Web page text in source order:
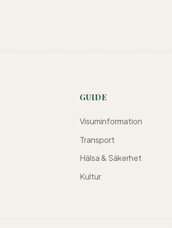
GUIDE
Visuminformation
Transport
Hälsa & Säkerhet
Kultur